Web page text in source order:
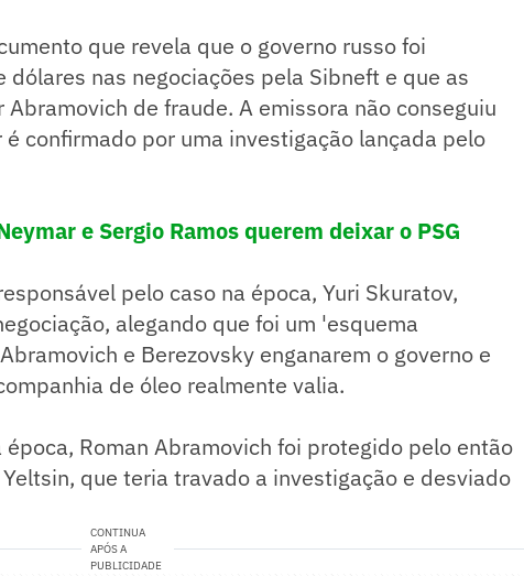
que revela que o governo russo foi
nas negociações pela Sibneft e que as
de fraude. A emissora não conseguiu
confirmado por uma investigação lançada pelo
e Sergio Ramos querem deixar o PSG
pelo caso na época, Yuri Skuratov,
alegando que foi um 'esquema
e Berezovsky enganarem o governo e
de óleo realmente valia.
Roman Abramovich foi protegido pelo então
que teria travado a investigação e desviado
CONTINUA
APÓS A
PUBLICIDADE